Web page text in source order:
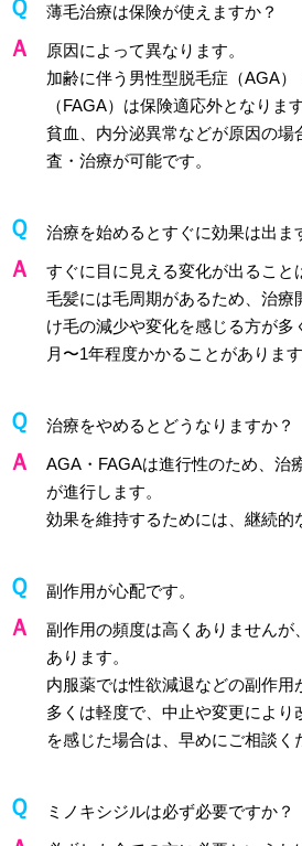
薄毛治療は保険が使えますか？
原因によって異なります。
加齢に伴う男性型脱毛症（AGA）
（FAGA）は保険適応外となりま
貧血、内分泌異常などが原因の場
査・治療が可能です。
治療を始めるとすぐに効果は出ま
すぐに目に見える変化が出ること
毛髪には毛周期があるため、治療
け毛の減少や変化を感じる方が多
月〜1年程度かかることがあります
治療をやめるとどうなりますか？
AGA・FAGAは進行性のため、治
が進行します。
効果を維持するためには、継続的
副作用が心配です。
副作用の頻度は高くありませんが
あります。
内服薬では性欲減退などの副作用
多くは軽度で、中止や変更により
を感じた場合は、早めにご相談く
ミノキシジルは必ず必要ですか？